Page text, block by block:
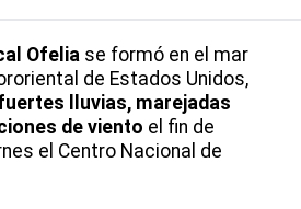
Ofelia se formó en el mar
de Estados Unidos,
lluvias, marejadas
de viento el fin de
el Centro Nacional de